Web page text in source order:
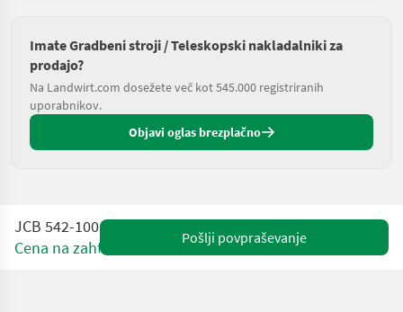
Imate Gradbeni stroji / Teleskopski nakladalniki za
prodajo?
Na Landwirt.com dosežete več kot 545.000 registriranih
uporabnikov.
Objavi oglas brezplačno
JCB 542-100
Cena na zahtevo
Pošlji povpraševanje